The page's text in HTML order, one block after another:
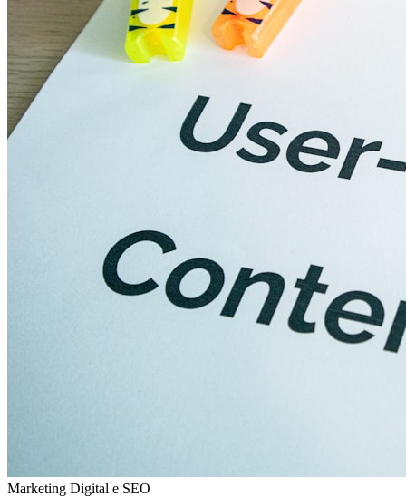
Marketing Digital e SEO